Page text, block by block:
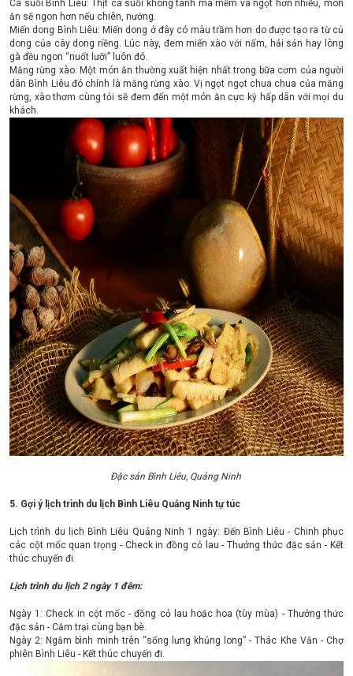
Cá suối Bình Liêu: Thịt cá suối không tanh mà mềm và ngọt hơn nhiều, món
ăn sẽ ngon hơn nếu chiên, nướng.
Miến dong Bình Liêu: Miến dong ở đây có màu trầm hơn do được tạo ra từ củ
dong của cây dong riềng. Lúc này, đem miến xào với nấm, hải sản hay lòng
gà đều ngon “nuốt lưỡi” luôn đó.
Măng rừng xào: Một món ăn thường xuất hiện nhất trong bữa cơm của người
dân Bình Liêu đó chính là măng rừng xào. Vị ngọt ngọt chua chua của măng
rừng, xào thơm cùng tỏi sẽ đem đến một món ăn cực kỳ hấp dẫn với mọi du
khách.
Đặc sản Bình Liêu, Quảng Ninh
5. Gợi ý lịch trình du lịch Bình Liêu Quảng Ninh tự túc
Lịch trình du lịch Bình Liêu Quảng Ninh 1 ngày: Đến Bình Liêu - Chinh phục
các cột mốc quan trọng - Check in đồng cỏ lau - Thưởng thức đặc sản - Kết
thúc chuyến đi.
Lịch trình du lịch 2 ngày 1 đêm:
Ngày 1: Check in cột mốc - đồng cỏ lau hoặc hoa (tùy mùa) - Thưởng thức
đặc sản - Cắm trại cùng bạn bè.
Ngày 2: Ngắm bình minh trên “sống lưng khủng long” - Thác Khe Vằn - Chợ
phiên Bình Liêu - Kết thúc chuyến đi.